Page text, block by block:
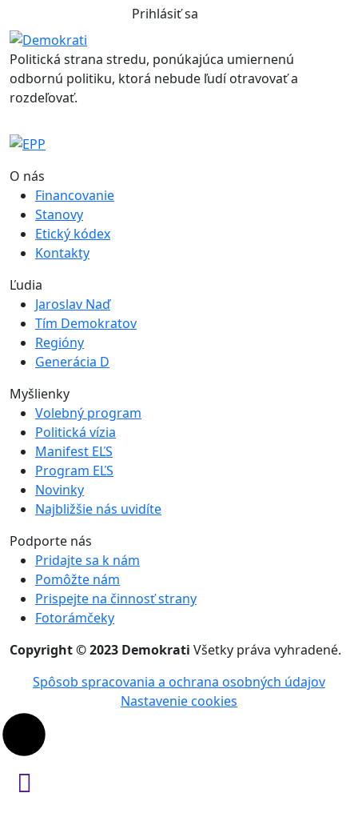
Prihlásiť sa
Politická strana stredu, ponúkajúca umiernenú
odbornú politiku, ktorá nebude ľudí otravovať a
rozdeľovať.
O nás
Financovanie
Stanovy
Etický kódex
Kontakty
Ľudia
Jaroslav Naď
Tím Demokratov
Regióny
Generácia D
Myšlienky
Volebný program
Politická vízia
Manifest EĽS
Program EĽS
Novinky
Najbližšie nás uvidíte
Podporte nás
Pridajte sa k nám
Pomôžte nám
Prispejte na činnosť strany
Fotorámčeky
Copyright © 2023 Demokrati Všetky práva vyhradené.
Spôsob spracovania a ochrana osobných údajov
Nastavenie cookies